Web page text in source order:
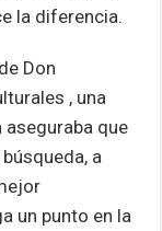
la diferencia.
Don
, una
aseguraba que
a
un punto en la